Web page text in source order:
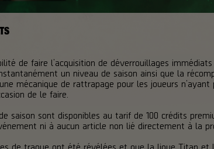
de faire l’acquisition de déverrouillages
un niveau de saison ainsi que la
mécanique de rattrapage pour les joueurs
de le faire.
saison sont disponibles au tarif de 100 crédits
ni à aucun article non lié directement à la
de traque ont été révélées et que la ligue Titan et